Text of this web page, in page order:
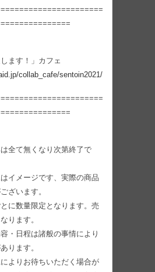
ます！」カフェ
collab_cafe/sentoin2021/
全て無くなり次第終了で
イメージです、実際の商品
ざいます。
に数量限定となります。売
ります。
・日程は諸般の事情により
ります。
よりお待ちいただく場合が